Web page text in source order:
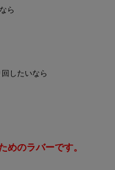
ら
したいなら
めのラバーです。